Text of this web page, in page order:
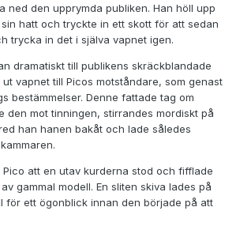
ned den upprymda publiken. Han höll upp
hatt och tryckte in ett skott för att sedan
trycka in det i själva vapnet igen.
dramatiskt till publikens skräckblandade
vapnet till Picos motståndare, som genast
bestämmelser. Denne fattade tag om
den mot tinningen, stirrandes mordiskt på
han hanen bakåt och lade således
att en utav kurderna stod och fifflade
gammal modell. En sliten skiva lades på
för ett ögonblick innan den började på att